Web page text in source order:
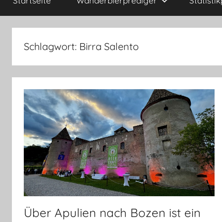
Schlagwort: Birra Salento
Über Apulien nach Bozen ist ein